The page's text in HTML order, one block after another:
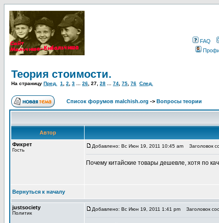
FAQ
Теория стоимости.
На страницу Пред. 1 2 3 26 27 28 74 75 76 След.
Список форумов malchish.org -> Вопросы теории
Автор
Фикрет
Гость
Добавлено: Вс Июн 19, 2011 10:45 am Заголовок
Почему китайские товары дешевле, хотя по
Вернуться к началу
justsociety
Политик
Добавлено: Вс Июн 19, 2011 1:41 pm Заголовок